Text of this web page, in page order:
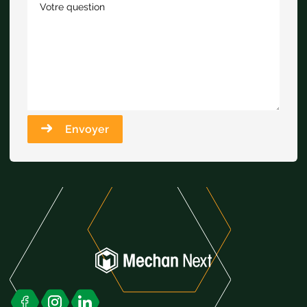
Votre question
Envoyer